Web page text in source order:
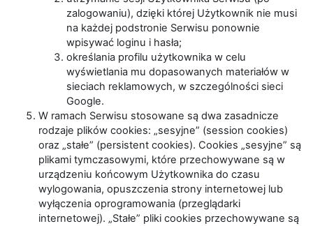
zalogowaniu), dzięki której Użytkownik nie musi
na każdej podstronie Serwisu ponownie
wpisywać loginu i hasła;
określania profilu użytkownika w celu
wyświetlania mu dopasowanych materiałów w
sieciach reklamowych, w szczególności sieci
Google.
W ramach Serwisu stosowane są dwa zasadnicze
rodzaje plików cookies: „sesyjne” (session cookies)
oraz „stałe” (persistent cookies). Cookies „sesyjne” są
plikami tymczasowymi, które przechowywane są w
urządzeniu końcowym Użytkownika do czasu
wylogowania, opuszczenia strony internetowej lub
wyłączenia oprogramowania (przeglądarki
internetowej). „Stałe” pliki cookies przechowywane są